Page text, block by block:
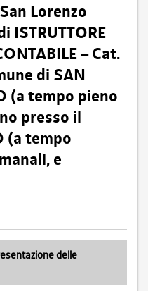
Lorenzo
ISTRUTTORE
– Cat.
di SAN
(a tempo pieno
presso il
(a tempo
e
delle